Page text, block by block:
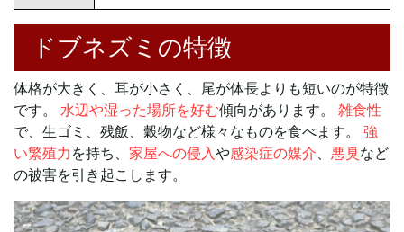
ドブネズミの特徴
体格が大きく、耳が小さく、尾が体長よりも短いのが特徴
です。 水辺や湿った場所を好む傾向があります。 雑食性
で、生ゴミ、残飯、穀物など様々なものを食べます。 強
い繁殖力 を持ち、 家屋への侵入や感染症の媒介 悪臭など
の被害を引き起こします。